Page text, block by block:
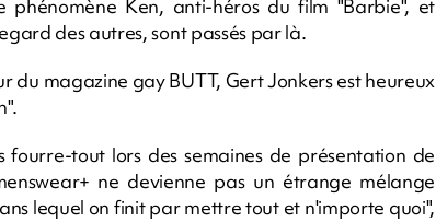
Ken, anti-héros du film "Barbie", et
des autres, sont passés par là.
du magazine gay BUTT, Gert Jonkers est heureux
tout lors des semaines de présentation de
ne devienne pas un étrange mélange
lequel on finit par mettre tout et n'importe quoi",